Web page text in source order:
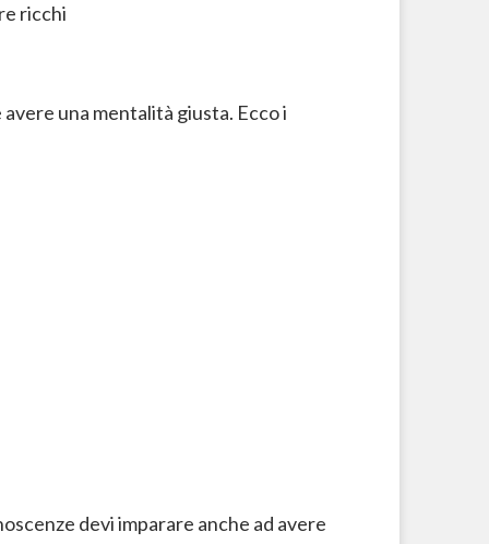
una mentalità giusta. Ecco i
devi imparare anche ad avere